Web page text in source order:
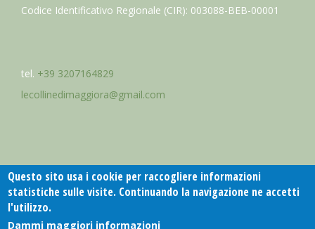
Codice Identificativo Regionale (CIR): 003088-BEB-00001
tel. +39 3207164829
lecollinedimaggiora@gmail.com
Questo sito usa i cookie per raccogliere informazioni
statistiche sulle visite. Continuando la navigazione ne accetti
l'utilizzo.
Dammi maggiori informazioni